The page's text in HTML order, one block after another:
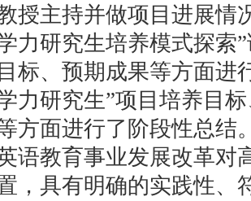
授主持并做项目进展情
力研究生培养模式探索
标、预期成果等方面进
力研究生”项目培养目
方面进行了阶段性总结
语教育事业发展改革对
，具有明确的实践性、